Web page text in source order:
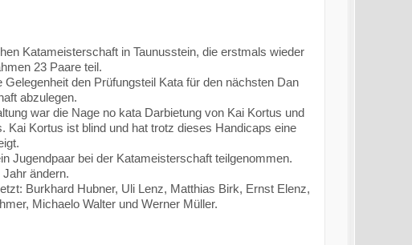
Katameisterschaft in Taunusstein, die erstmals wieder
23 Paare teil.
Gelegenheit den Prüfungsteil Kata für den nächsten Dan
abzulegen.
war die Nage no kata Darbietung von Kai Kortus und
Kai Kortus ist blind und hat trotz dieses Handicaps eine
Jugendpaar bei der Katameisterschaft teilgenommen.
ändern.
Burkhard Hubner, Uli Lenz, Matthias Birk, Ernst Elenz,
Michaelo Walter und Werner Müller.